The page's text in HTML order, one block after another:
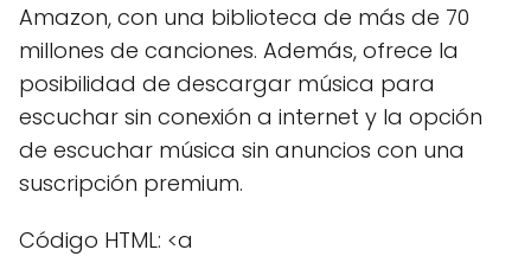
Amazon, con una biblioteca de más de 70
millones de canciones. Además, ofrece la
posibilidad de descargar música para
escuchar sin conexión a internet y la opción
de escuchar música sin anuncios con una
suscripción premium.
Código HTML: <a